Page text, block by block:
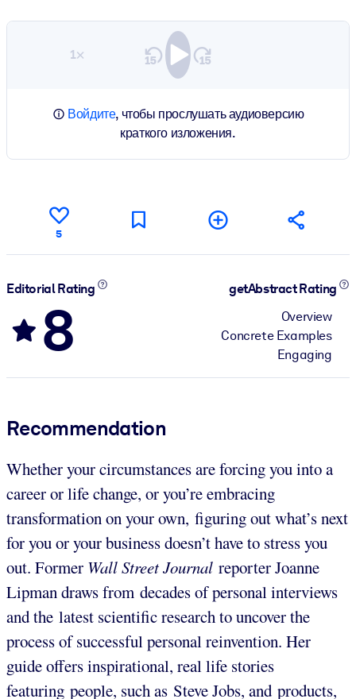
1×
Войдите, чтобы прослушать аудиоверсию
краткого изложения.
5
Editorial Rating
8
getAbstract Rating
Overview
Concrete Examples
Engaging
Recommendation
Whether your circumstances are forcing you into a
career or life change, or you’re embracing
transformation on your own, figuring out what’s next
for you or your business doesn’t have to stress you
out. Former Wall Street Journal reporter Joanne
Lipman draws from decades of personal interviews
and the latest scientific research to uncover the
process of successful personal reinvention. Her
guide offers inspirational, real life stories
featuring people, such as Steve Jobs, and products,